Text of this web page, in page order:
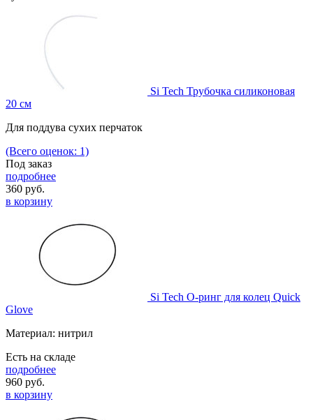
Si Tech Трубочка силиконовая
20 см
Для поддува сухих перчаток
(Всего оценок: 1)
Под заказ
подробнее
360 руб.
в корзину
Si Tech О-ринг для колец Quick
Glove
Материал: нитрил
Есть на складе
подробнее
960 руб.
в корзину